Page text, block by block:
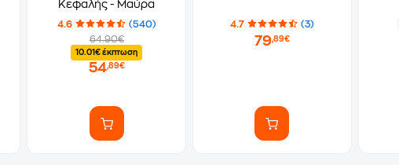
Κεφαλής - Μαύρα
4.6
(540)
64.90€
10.01€ έκπτωση
54,89€
4.7 (3)
79,89€